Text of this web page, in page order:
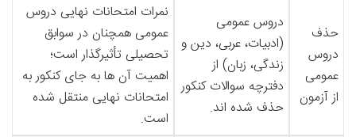
حذف
دروس
عمومی
از آزمون
دروس عمومی
(ادبیات، عربی، دین و
زندگی، زبان) از
دفترچه سوالات کنکور
حذف شده اند.
نمرات امتحانات نهایی دروس
عمومی همچنان در سوابق
تحصیلی تأثیرگذار است؛
اهمیت آن ها به جای کنکور به
امتحانات نهایی منتقل شده
است.